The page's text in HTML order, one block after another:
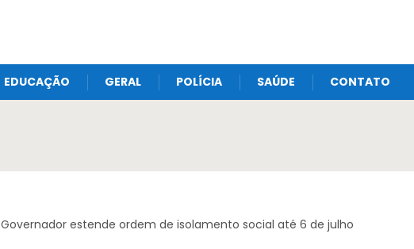
EDUCAÇÃO GERAL POLÍCIA SAÚDE CONTATO
Governador estende ordem de isolamento social até 6 de julho